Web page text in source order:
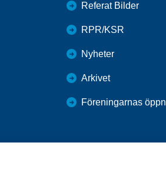
Referat Bilder
RPR/KSR
Nyheter
Arkivet
Föreningarnas